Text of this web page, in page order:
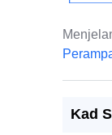
Kad